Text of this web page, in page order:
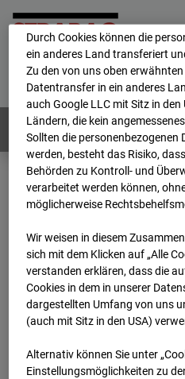
Home E-Mail
Deutsch / English
Webcams: Alle
Home
Niederlande
BC-153 - Strabag -
2026
04 23
BC-153 -
Amsterdam
Hettenheuvelweg 16,
Durch Cookies können die
ein anderes Land transferiert
Zu den von uns oben
Datentransfer in ein anderes
auch Google LLC mit Sitz in den
Ländern, die kein
Sollten die personenbezogenen
werden, besteht das Risiko,
Behörden zu Kontroll- und
verarbeitet werden können,
möglicherweise
Wir weisen in diesem
sich mit dem Klicken auf „Alle
ver­standen erklären, dass die
Cookies in dem in unserer
dargestellten Umfang von uns
(auch mit Sitz in den USA)
Alternativ können Sie unter
Einstellungsmöglichkeiten zu